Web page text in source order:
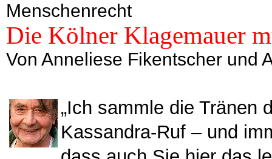
Menschenrecht
Die Kölner Klagemauer
Von Anneliese Fikentscher und
„Ich sammle die Tränen
Kassandra-Ruf – und